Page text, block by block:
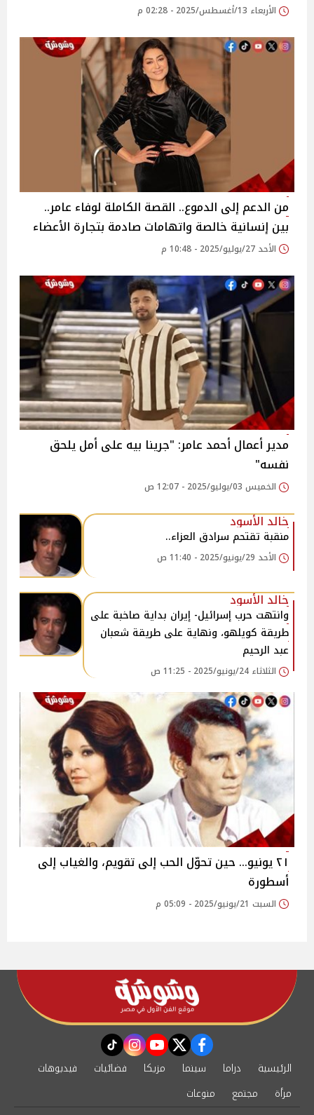
الأربعاء 13/أغسطس/2025 - 02:28 م
من الدعم إلى الدموع.. القصة الكاملة لوفاء عامر..
بين إنسانية خالصة واتهامات صادمة بتجارة الأعضاء ‎
الأحد 27/يوليو/2025 - 10:48 م
مدير أعمال أحمد عامر: "جرينا بيه على أمل يلحق
نفسه"
الخميس 03/يوليو/2025 - 12:07 ص
خالد الأسود
منقبة تقتحم سرادق العزاء..
الأحد 29/يونيو/2025 - 11:40 ص
خالد الأسود
وانتهت حرب إسرائيل- إيران بداية صاخبة على
طريقة كويلهو، ونهاية على طريقة شعبان
عبد الرحيم
الثلاثاء 24/يونيو/2025 - 11:25 ص
٢١ يونيو… حين تحوّل الحب إلى تقويم، والغياب إلى
أسطورة
السبت 21/يونيو/2025 - 05:09 م
facebook
twitter
youtube
instagram
tiktok
الرئيسية دراما سينما مزيكا فضائيات
فيديوهات
مرأة
مجتمع منوعات